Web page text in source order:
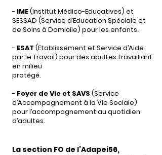
La section FO de l’Adapei56,
- IME(Institut Médico-Educatives) et
SESSAD (Service d’Education Spéciale et
de Soins à Domicile) pour les enfants.
- ESAT (Etablissement et Service d’Aide
par le Travail) pour des adultes travaillant
en milieu
protégé.
- Foyer de Vie et SAVS (Service
d’Accompagnement à la Vie Sociale)
pour l’accompagnement au quotidien
d’adultes.